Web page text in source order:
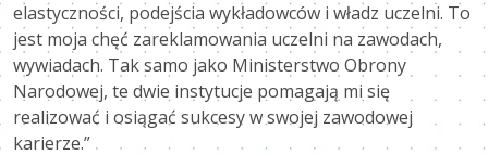
elastyczności, podejścia wykładowców i władz uczelni. To
jest moja chęć zareklamowania uczelni na zawodach,
wywiadach. Tak samo jako Ministerstwo Obrony
Narodowej, te dwie instytucje pomagają mi się
realizować i osiągać sukcesy w swojej zawodowej
karierze.”